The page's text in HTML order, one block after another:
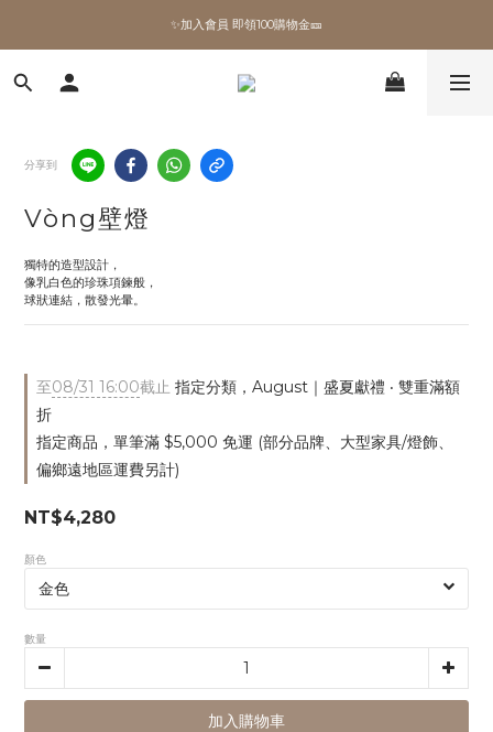
✨加入會員 即領100購物金🎫
✨加入會員 即領100購物金🎫
全館滿額現折🔥
✨加入會員 即領100購物金🎫
分享到
Vòng壁燈
獨特的造型設計，
像乳白色的珍珠項鍊般，
球狀連結，散發光暈。
至08/31 16:00截止 指定分類，August｜盛夏獻禮 ‧ 雙重滿額
折
指定商品，單筆滿 $5,000 免運 (部分品牌、大型家具/燈飾、
偏鄉遠地區運費另計)
NT$4,280
顏色
數量
加入購物車